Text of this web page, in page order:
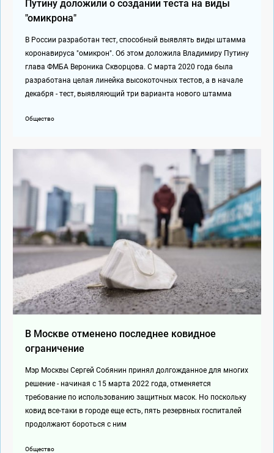
Путину доложили о создании теста на виды
"омикрона"
В России разработан тест, способный выявлять виды штамма
коронавируса "омикрон". Об этом доложила Владимиру Путину
глава ФМБА Вероника Скворцова. С марта 2020 года была
разработана целая линейка высокоточных тестов, а в начале
декабря - тест, выявляющий три варианта нового штамма
Общество
В Москве отменено последнее ковидное
ограничение
Мэр Москвы Сергей Собянин принял долгожданное для многих
решение - начиная с 15 марта 2022 года, отменяется
требование по использованию защитных масок. Но поскольку
ковид все-таки в городе еще есть, пять резервных госпиталей
продолжают бороться с ним
Общество